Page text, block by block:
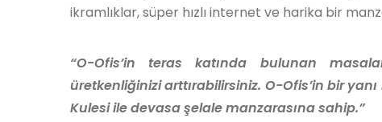
ikramlıklar, süper hızlı internet ve harika bir
“O-Ofis’in teras katında bulunan
üretkenliğinizi arttırabilirsiniz. O-Ofis’in bir
Kulesi ile devasa şelale manzarasına sahip.”